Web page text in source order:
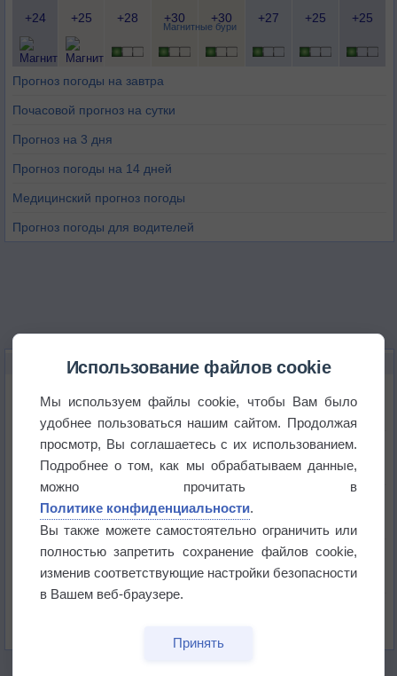
Магнитные бури
+24 +25 +28 +30 +30 +27 +25 +25
Прогноз погоды на завтра
Почасовой прогноз на сутки
Прогноз на 3 дня
Прогноз погоды на 14 дней
Медицинский прогноз погоды
Прогноз погоды для водителей
НОВОЕ О ПОГОДЕ
историю
В Центральной России наступают самые жаркие
Дневная температура воздуха в ОАЭ превысила
+51°
Европейские столицы бьют рекорды жары
Впервые за 155 лет в Лондоне в течение месяца
Использование файлов cookie
Мы используем файлы cookie, чтобы Вам было
удобнее пользоваться нашим сайтом. Продолжая
просмотр, Вы соглашаетесь с их использованием.
Подробнее о том, как мы обрабатываем данные,
можно прочитать в
Политике конфиденциальности.
Вы также можете самостоятельно ограничить или
полностью запретить сохранение файлов cookie,
изменив соответствующие настройки безопасности
в Вашем веб-браузере.
Принять